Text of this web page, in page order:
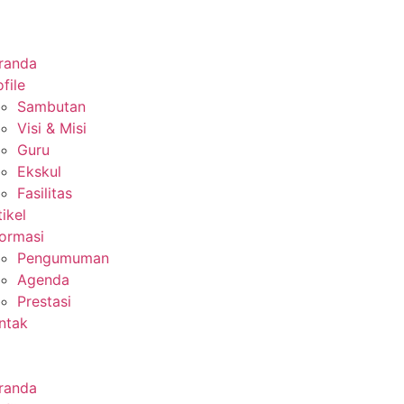
Sambutan
Visi & Misi
Guru
Ekskul
Fasilitas
Pengumuman
Agenda
Prestasi